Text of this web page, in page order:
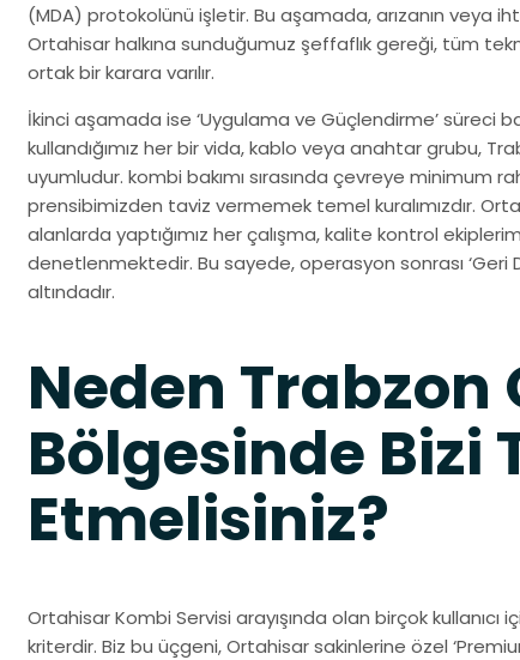
(MDA) protokolünü işletir. Bu aşamada, arızanın veya
Ortahisar halkına sunduğumuz şeffaflık gereği, tüm
ortak bir karara varılır.
İkinci aşamada ise ‘Uygulama ve Güçlendirme’ süreci
kullandığımız her bir vida, kablo veya anahtar grubu,
uyumludur. kombi bakımı sırasında çevreye minimum
prensibimizden taviz vermemek temel kuralımızdır.
alanlarda yaptığımız her çalışma, kalite kontrol
denetlenmektedir. Bu sayede, operasyon sonrası ‘Geri
altındadır.
Neden
Bölgesinde Bizi
Etmelisiniz?
Ortahisar Kombi Servisi arayışında olan birçok
kriterdir. Biz bu üçgeni, Ortahisar sakinlerine özel